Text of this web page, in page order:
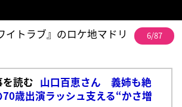
イトラブ』のロケ地マドリ
6/87
読む 山口百恵さん 義姉も絶
歳出演ラッシュ支える“かさ増